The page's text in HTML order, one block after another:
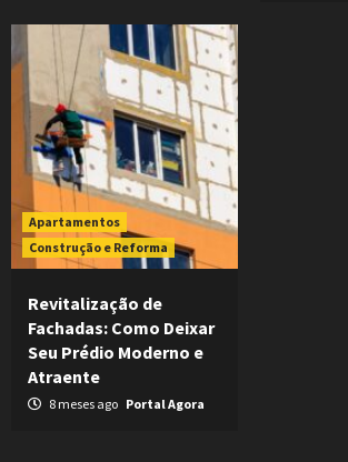
Apartamentos
Construção e Reforma
Revitalização de
Fachadas: Como Deixar
Seu Prédio Moderno e
Atraente
8 meses ago Portal Agora